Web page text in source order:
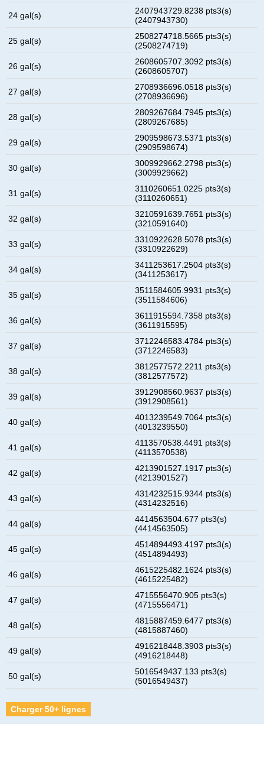
24 gal(s)
2407943729.8238 pts3(s)
(2407943730)
25 gal(s)
2508274718.5665 pts3(s)
(2508274719)
26 gal(s)
2608605707.3092 pts3(s)
(2608605707)
27 gal(s)
2708936696.0518 pts3(s)
(2708936696)
28 gal(s)
2809267684.7945 pts3(s)
(2809267685)
29 gal(s)
2909598673.5371 pts3(s)
(2909598674)
30 gal(s)
3009929662.2798 pts3(s)
(3009929662)
31 gal(s)
3110260651.0225 pts3(s)
(3110260651)
32 gal(s)
3210591639.7651 pts3(s)
(3210591640)
33 gal(s)
3310922628.5078 pts3(s)
(3310922629)
34 gal(s)
3411253617.2504 pts3(s)
(3411253617)
35 gal(s)
3511584605.9931 pts3(s)
(3511584606)
36 gal(s)
3611915594.7358 pts3(s)
(3611915595)
37 gal(s)
3712246583.4784 pts3(s)
(3712246583)
38 gal(s)
3812577572.2211 pts3(s)
(3812577572)
39 gal(s)
3912908560.9637 pts3(s)
(3912908561)
40 gal(s)
4013239549.7064 pts3(s)
(4013239550)
41 gal(s)
4113570538.4491 pts3(s)
(4113570538)
42 gal(s)
4213901527.1917 pts3(s)
(4213901527)
43 gal(s)
4314232515.9344 pts3(s)
(4314232516)
44 gal(s)
4414563504.677 pts3(s)
(4414563505)
45 gal(s)
4514894493.4197 pts3(s)
(4514894493)
46 gal(s)
4615225482.1624 pts3(s)
(4615225482)
47 gal(s)
4715556470.905 pts3(s)
(4715556471)
48 gal(s)
4815887459.6477 pts3(s)
(4815887460)
49 gal(s)
4916218448.3903 pts3(s)
(4916218448)
50 gal(s)
5016549437.133 pts3(s)
(5016549437)
Charger 50+ lignes